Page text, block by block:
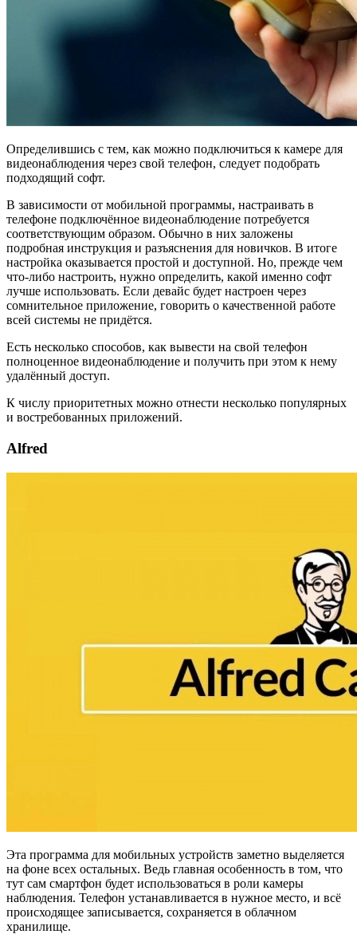
Определившись с тем, как можно подключиться к камере для
видеонаблюдения через свой телефон, следует подобрать
подходящий софт.
В зависимости от мобильной программы, настраивать в
телефоне подключённое видеонаблюдение потребуется
соответствующим образом. Обычно в них заложены
подробная инструкция и разъяснения для новичков. В итоге
настройка оказывается простой и доступной. Но, прежде чем
что-либо настроить, нужно определить, какой именно софт
лучше использовать. Если девайс будет настроен через
сомнительное приложение, говорить о качественной работе
всей системы не придётся.
Есть несколько способов, как вывести на свой телефон
полноценное видеонаблюдение и получить при этом к нему
удалённый доступ.
К числу приоритетных можно отнести несколько популярных
и востребованных приложений.
Alfred
Эта программа для мобильных устройств заметно выделяется
на фоне всех остальных. Ведь главная особенность в том, что
тут сам смартфон будет использоваться в роли камеры
наблюдения. Телефон устанавливается в нужное место, и всё
происходящее записывается, сохраняется в облачном
хранилище.